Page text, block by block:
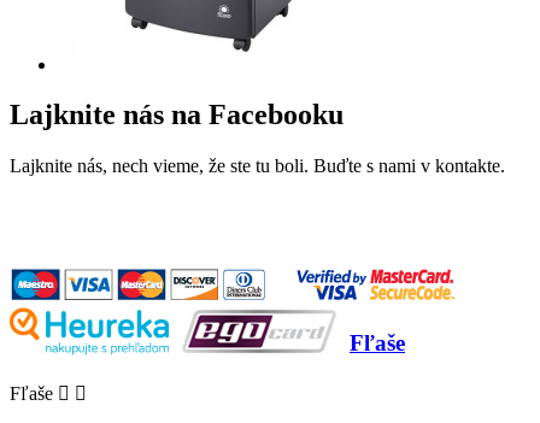
Lajknite nás na Facebooku
Lajknite nás, nech vieme, že ste tu boli. Buďte s nami v kontakte.
Fľaše
Fľaše  